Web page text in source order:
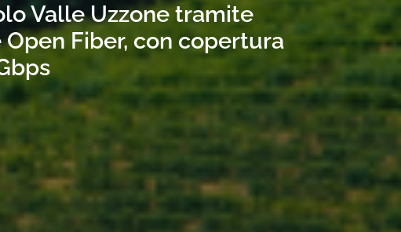
Valle Uzzone tramite
Fiber, con copertura